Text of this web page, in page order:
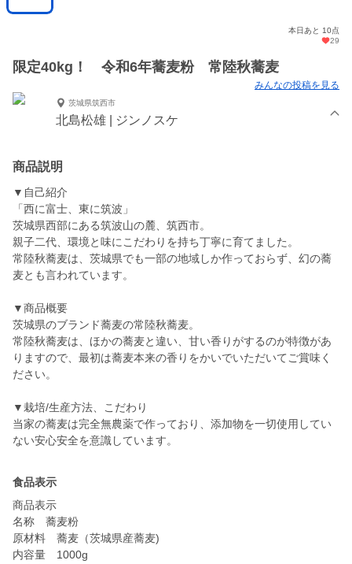
本日あと 10点
29
限定40kg！ 令和6年蕎麦粉 常陸秋蕎麦
みんなの投稿を見る
茨城県筑西市
北島松雄 | ジンノスケ
商品説明
▼自己紹介
「西に富士、東に筑波」
茨城県西部にある筑波山の麓、筑西市。
親子二代、環境と味にこだわりを持ち丁寧に育てました。
常陸秋蕎麦は、茨城県でも一部の地域しか作っておらず、幻の蕎
麦とも言われています。
▼商品概要
茨城県のブランド蕎麦の常陸秋蕎麦。
常陸秋蕎麦は、ほかの蕎麦と違い、甘い香りがするのが特徴があ
りますので、最初は蕎麦本来の香りをかいでいただいてご賞味く
ださい。
▼栽培/生産方法、こだわり
当家の蕎麦は完全無農薬で作っており、添加物を一切使用してい
食品表示
商品表示
名称 蕎麦粉
原材料 蕎麦（茨城県産蕎麦)
内容量 1000g